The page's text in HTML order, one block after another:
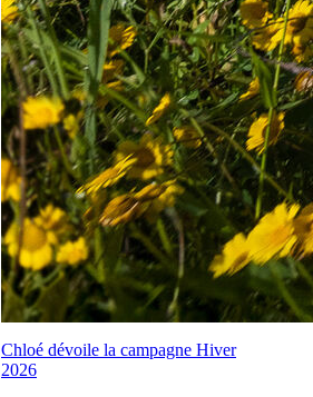
Chloé dévoile la campagne Hiver
2026